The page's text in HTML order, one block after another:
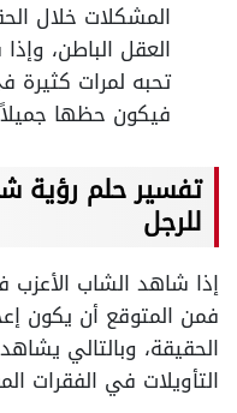
المشكلات خلال
العقل الباطن،
تحبه لمرات كثيرة
فيكون حظها
تفسير حلم رؤية
للرجل
إذا شاهد الشاب الأعزب
فمن المتوقع أن يكون
الحقيقة، وبالتالي
التأويلات في الفقرات